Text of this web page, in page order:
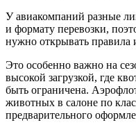
У авиакомпаний разные
и формату перевозки,
нужно открывать правила
Это особенно важно на
высокой загрузкой, где
быть ограничена.
животных в салоне по
предварительного